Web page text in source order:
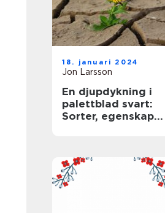
18. januari 2024
Jon Larsson
En djupdykning i
palettblad svart:
Sorter, egenskaper